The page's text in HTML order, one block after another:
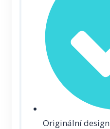
Originální design